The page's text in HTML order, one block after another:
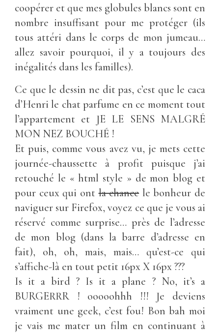
coopérer et que mes globules blancs sont en
nombre insuffisant pour me protéger (ils
tous attéri dans le corps de mon jumeau…
allez savoir pourquoi, il y a toujours des
inégalités dans les familles).
Ce que le dessin ne dit pas, c’est que le caca
d’Henri le chat parfume en ce moment tout
l’appartement et JE LE SENS MALGRÉ
MON NEZ BOUCHÉ !
Et puis, comme vous avez vu, je mets cette
journée-chaussette à profit puisque j’ai
retouché le « html style » de mon blog et
pour ceux qui ontla chancele bonheur de
naviguer sur Firefox, voyez ce que je vous ai
réservé comme surprise… près de l’adresse
de mon blog (dans la barre d’adresse en
fait), oh, oh, mais, mais… qu’est-ce qui
s’affiche-là en tout petit 16px X 16px ???
Is it a bird ? Is it a plane ? No, it’s a
BURGERRR ! ooooohhh !!! Je deviens
vraiment une geek, c’est fou! Bon bah moi
je vais me mater un film en continuant à